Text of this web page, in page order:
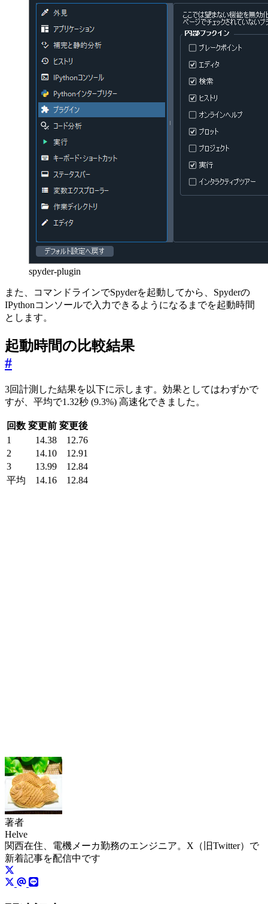
spyder-plugin
また、コマンドラインでSpyderを起動してから、Spyderの
IPythonコンソールで入力できるようになるまでを起動時間
とします。
起動時間の比較結果
#
3回計測した結果を以下に示します。効果としてはわずかで
すが、平均で1.32秒 (9.3%) 高速化できました。
回数 変更前 変更後
1
14.38
12.76
2
14.10
12.91
3
13.99
12.84
平均
14.16 12.84
著者
Helve
関西在住、電機メーカ勤務のエンジニア。X（旧Twitter）で
新着記事を配信中です